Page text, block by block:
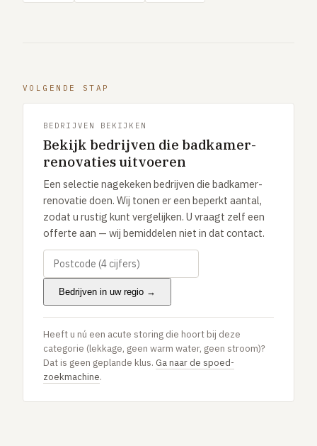
VOLGENDE STAP
BEDRIJVEN BEKIJKEN
Bekijk bedrijven die badkamer-
renovaties uitvoeren
Een selectie nagekeken bedrijven die badkamer-
renovatie doen. Wij tonen er een beperkt aantal,
zodat u rustig kunt vergelijken. U vraagt zelf een
offerte aan — wij bemiddelen niet in dat contact.
Bedrijven in uw regio →
Heeft u nú een acute storing die hoort bij deze
categorie (lekkage, geen warm water, geen stroom)?
Dat is geen geplande klus. Ga naar de spoed-
zoekmachine.